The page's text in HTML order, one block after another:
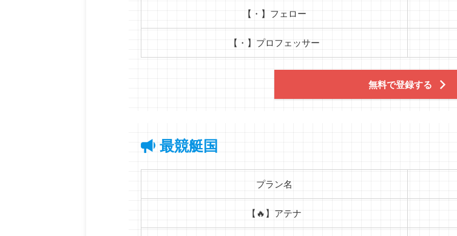
【・】フェロー
【・】プロフェッサー
無料で登録する
最競艇国
プラン名
【🔥】アテナ